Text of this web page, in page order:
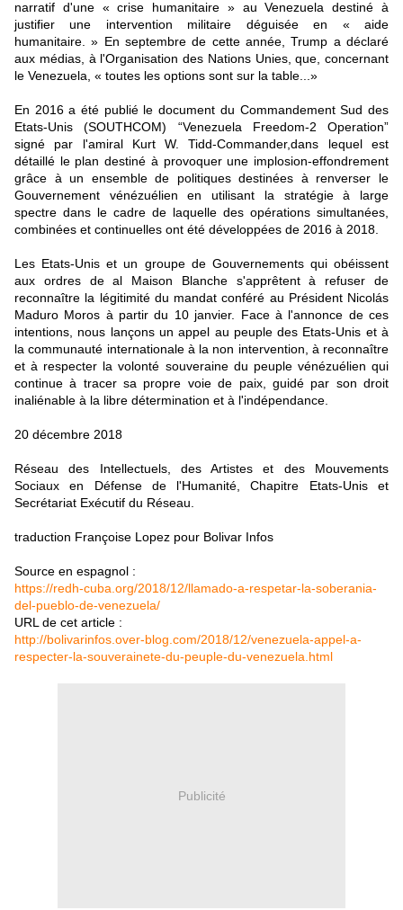
narratif d'une « crise humanitaire » au Venezuela destiné à
justifier une intervention militaire déguisée en « aide
humanitaire. » En septembre de cette année, Trump a déclaré
aux médias, à l'Organisation des Nations Unies, que, concernant
le Venezuela, « toutes les options sont sur la table...»
En 2016 a été publié le document du Commandement Sud des
Etats-Unis (SOUTHCOM) “Venezuela Freedom-2 Operation”
signé par l'amiral Kurt W. Tidd-Commander,dans lequel est
détaillé le plan destiné à provoquer une implosion-effondrement
grâce à un ensemble de politiques destinées à renverser le
Gouvernement vénézuélien en utilisant la stratégie à large
spectre dans le cadre de laquelle des opérations simultanées,
combinées et continuelles ont été développées de 2016 à 2018.
Les Etats-Unis et un groupe de Gouvernements qui obéissent
aux ordres de al Maison Blanche s'apprêtent à refuser de
reconnaître la légitimité du mandat conféré au Président Nicolás
Maduro Moros à partir du 10 janvier. Face à l'annonce de ces
intentions, nous lançons un appel au peuple des Etats-Unis et à
la communauté internationale à la non intervention, à reconnaître
et à respecter la volonté souveraine du peuple vénézuélien qui
continue à tracer sa propre voie de paix, guidé par son droit
inaliénable à la libre détermination et à l'indépendance.
20 décembre 2018
Réseau des Intellectuels, des Artistes et des Mouvements
Sociaux en Défense de l'Humanité, Chapitre Etats-Unis et
Secrétariat Exécutif du Réseau.
traduction Françoise Lopez pour Bolivar Infos
Source en espagnol :
https://redh-cuba.org/2018/12/llamado-a-respetar-la-soberania-
del-pueblo-de-venezuela/
URL de cet article :
http://bolivarinfos.over-blog.com/2018/12/venezuela-appel-a-
respecter-la-souverainete-du-peuple-du-venezuela.html
Publicité